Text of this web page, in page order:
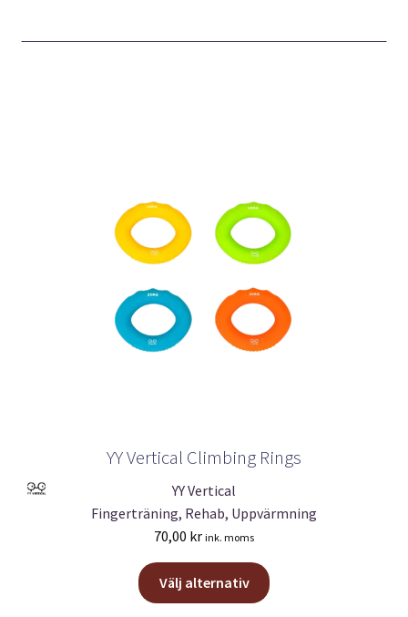
YY Vertical Climbing Rings
YY Vertical
Fingerträning, Rehab, Uppvärmning
70,00 kr ink. moms
Välj alternativ
Den
här